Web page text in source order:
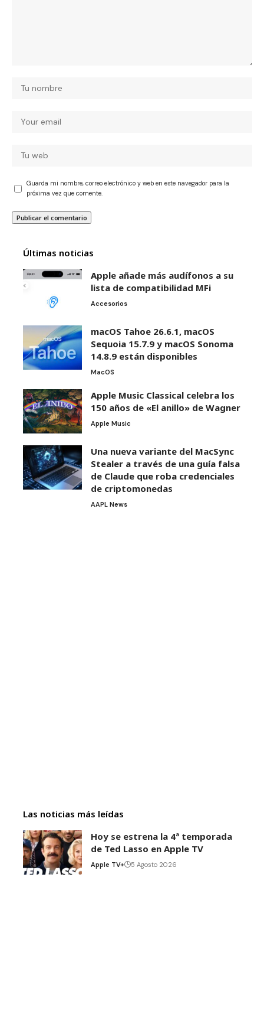
Guarda mi nombre, correo electrónico y web en este navegador para la
próxima vez que comente.
Últimas noticias
Apple añade más audífonos a su
lista de compatibilidad MFi
Accesorios
macOS Tahoe 26.6.1, macOS
Sequoia 15.7.9 y macOS Sonoma
14.8.9 están disponibles
MacOS
Apple Music Classical celebra los
150 años de «El anillo» de Wagner
Apple Music
Una nueva variante del MacSync
Stealer a través de una guía falsa
de Claude que roba credenciales
de criptomonedas
AAPL News
Las noticias más leídas
Hoy se estrena la 4ª temporada
de Ted Lasso en Apple TV
Apple TV+ 5 Agosto 2026